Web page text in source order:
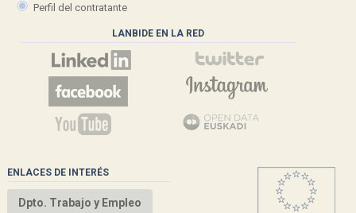
Perfil del contratante
LANBIDE EN LA RED
ENLACES DE INTERÉS
Dpto. Trabajo y Empleo